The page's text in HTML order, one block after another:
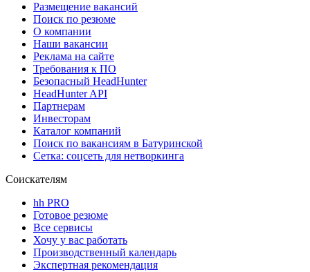
Размещение вакансий
Поиск по резюме
О компании
Наши вакансии
Реклама на сайте
Требования к ПО
Безопасный HeadHunter
HeadHunter API
Партнерам
Инвесторам
Каталог компаний
Поиск по вакансиям в Батуринской
Сетка: соцсеть для нетворкинга
Соискателям
hh PRO
Готовое резюме
Все сервисы
Хочу у вас работать
Производственный календарь
Экспертная рекомендация